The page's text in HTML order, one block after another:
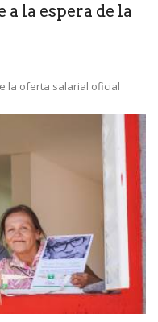
la espera de la
la oferta salarial oficial